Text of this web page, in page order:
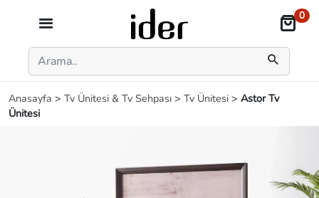
0
Anasayfa > Tv Ünitesi & Tv Sehpası > Tv Ünitesi > Astor Tv
Ünitesi